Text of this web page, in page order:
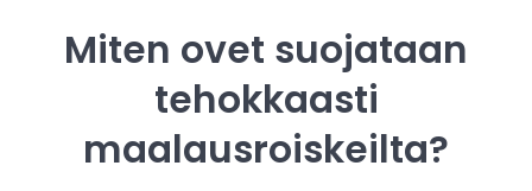
Miten ovet suojataan
tehokkaasti
maalausroiskeilta?